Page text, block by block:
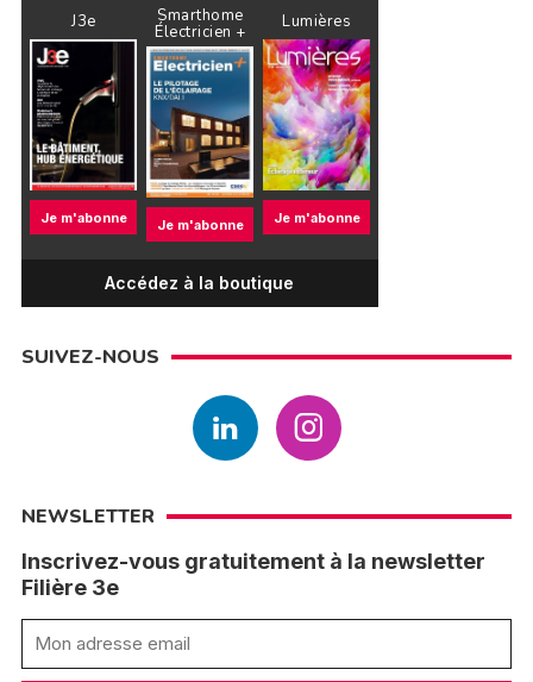
J3e
Je m'abonne
Smarthome
Électricien +
Je m'abonne
Lumières
Je m'abonne
Accédez à la boutique
SUIVEZ-NOUS
NEWSLETTER
Inscrivez-vous gratuitement à la newsletter
Filière 3e